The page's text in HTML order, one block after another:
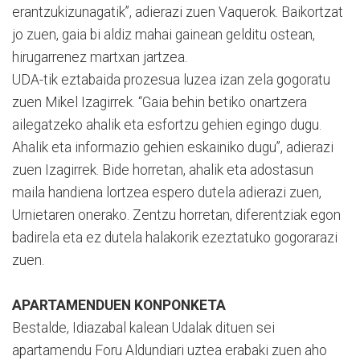
erantzukizunagatik”, adierazi zuen Vaquerok. Baikortzat
jo zuen, gaia bi aldiz mahai gainean gelditu ostean,
hirugarrenez martxan jartzea.
UDA-tik eztabaida prozesua luzea izan zela gogoratu
zuen Mikel Izagirrek. “Gaia behin betiko onartzera
ailegatzeko ahalik eta esfortzu gehien egingo dugu.
Ahalik eta informazio gehien eskainiko dugu”, adierazi
zuen Izagirrek. Bide horretan, ahalik eta adostasun
maila handiena lortzea espero dutela adierazi zuen,
Urnietaren onerako. Zentzu horretan, diferentziak egon
badirela eta ez dutela halakorik ezeztatuko gogorarazi
zuen.
APARTAMENDUEN KONPONKETA
Bestalde, Idiazabal kalean Udalak dituen sei
apartamendu Foru Aldundiari uztea erabaki zuen aho